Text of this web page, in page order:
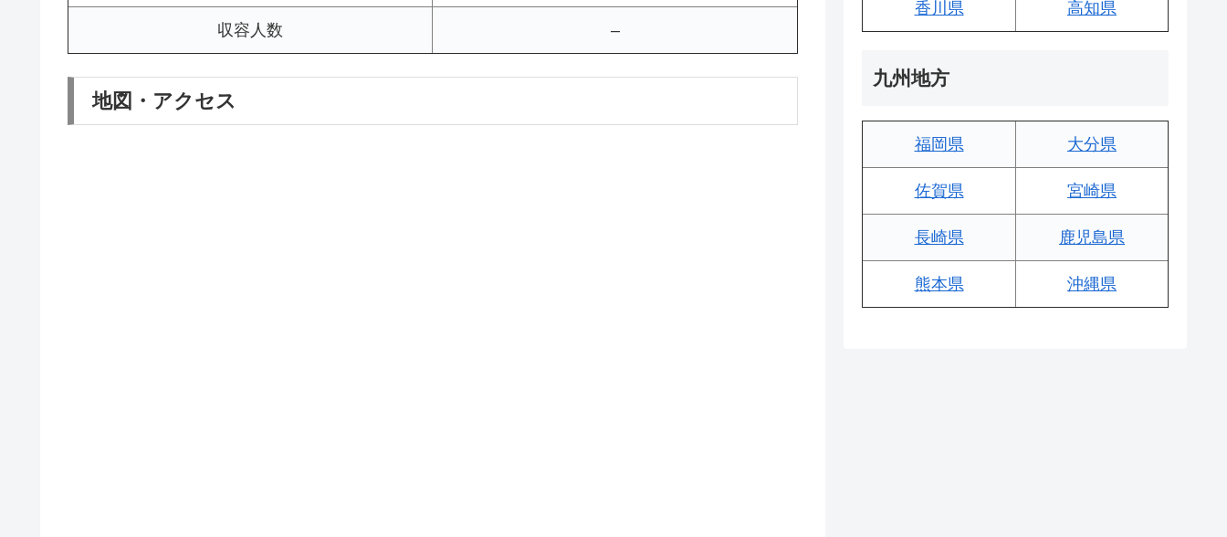
収容人数 –
地図・アクセス
香川県 高知県
九州地方
福岡県 大分県
佐賀県 宮崎県
長崎県 鹿児島県
熊本県 沖縄県